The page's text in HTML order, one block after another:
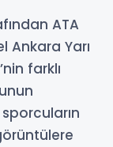
ATA
Ankara Yarı
farklı